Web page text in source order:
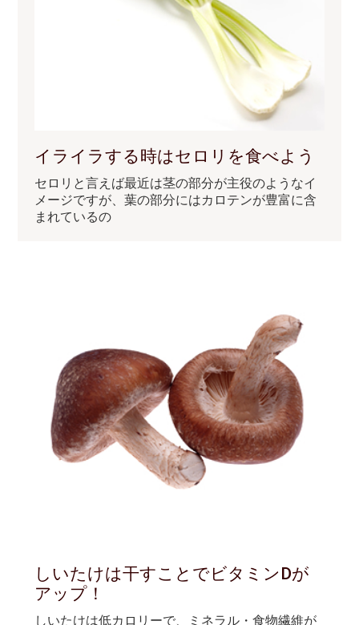
イライラする時はセロリを食べよう
セロリと言えば最近は茎の部分が主役のようなイ
メージですが、葉の部分にはカロテンが豊富に含
まれているの
しいたけは干すことでビタミンDが
アップ！
しいたけは低カロリーで、ミネラル・食物繊維が